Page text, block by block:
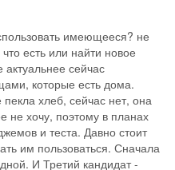
имеющееся? не
есть или найти новое
сейчас
которые есть дома.
хлеб, сейчас нет, она
не хочу, поэтому в планах
и теста. Давно стоит
им пользоваться. Сначала
И Третий кандидат -